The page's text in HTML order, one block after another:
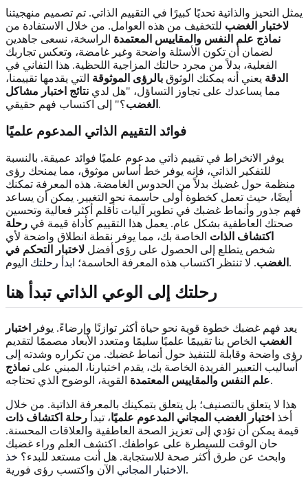
يمثل التحيز والذاتية تحديًا كبيرًا في التقييم الذاتي. تم تصميم منهجيتنا
لاختبار الغضب للتخفيف من هذه العوامل. من خلال الاستفادة من
نماذج علم النفس والمقاييس المعتمدة الراسخة، نسعى جاهدين
لضمان أن تكون الأسئلة واضحة وغير غامضة، وتعكس تجاربك
الفعلية، بدلاً من مجرد حالتك المزاجية اللحظية. هذا التفاني في
الدقة يعني أنه يمكنك الوثوق بالرؤى الموثوقة التي يقدمها تقييمنا،
مما يساعدك على تجاوز التساؤل، "هل لدي نتائج اختبار مشاكل
الغضب ؟" إلى اكتساب فهم حقيقي.
فوائد التقييم الذاتي المدعوم علميًا
يوفر الانخراط في تقييم ذاتي مدعوم علميًا فوائد عميقة. بالنسبة
للتفكير الذاتي، فإنه يوفر خط أساس موثوق، مما يمنحك رؤى
منظمة حول غضبك بدلاً من الحدوس الغامضة. هذه المعرفة تمكنك
أيضًا، حيث تعمل كخطوة أولى حاسمة نحو التغيير. يمكن أن يساعد
فهم جذور وأنماط غضبك في تطوير آليات تأقلم أكثر فعالية وتحسين
صحتك العاطفية بشكل عام. يعمل هذا التقييم كأداة قيمة في رحلة
اكتشاف الذات الخاصة بك، مما يوفر نقطة انطلاق واضحة لأي
شخص يتطلع إلى الحصول على رؤى أفضل لاختبار التحكم في
الغضب. لا تنتظر اكتساب هذه المعرفة الحاسمة؛ ابدأ رحلتك اليوم.
رحلتك إلى الوعي الذاتي تبدأ هنا
يعد فهم غضبك خطوة قوية نحو حياة أكثر توازنًا وإرضاءً. يوفر
اختبار
الغضب الخاص بنا تقييمًا علميًا سليمًا ومتعدد الأبعاد مصممًا لتقديم
رؤى واضحة وقابلة للتنفيذ حول أنماط غضبك. من تكراره وشدته إلى
أساليب التعبير الفريدة الخاصة بك، يقدم اختبارنا، المبني على نماذج
علم النفس والمقاييس المعتمدة القوية، الوضوح الذي تحتاجه.
هذا لا يتعلق بالتصنيف؛ بل يتعلق بتمكينك بالمعرفة الذاتية. من خلال
أخذ اختبار الغضب المجاني المدعوم علميًا، تبدأ رحلة اكتشاف ذات
قيمة يمكن أن تؤدي إلى تعزيز الصحة العاطفية والعلاقات المحسنة.
حان الوقت للسيطرة على عواطفك. اكتشف العلم وراء غضبك
وابحث عن طرق أكثر صحة للاستجابة. هل أنت مستعد للبدء؟ خذ
الاختبار المجاني الآن واكتسب رؤى فورية.